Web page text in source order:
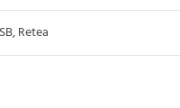
Retea